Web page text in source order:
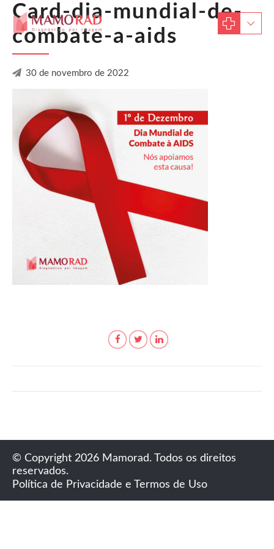
Card-dia-mundial-de-
combate-a-aids
30 de novembro de 2022
© Copyright 2026 Mamorad. Todos os direitos
reservados.
Política de Privacidade e Termos de Uso